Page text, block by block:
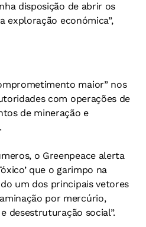
disposição de abrir os
exploração económica”,
maior” nos
com operações de
de mineração e
o Greenpeace alerta
que o garimpo na
um dos principais vetores
por mercúrio,
desestruturação social”.